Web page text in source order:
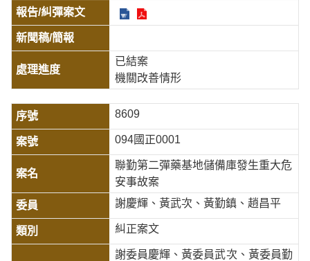
已結案
機關改善情形
8609
094國正0001
聯勤第二彈藥基地儲備庫發生重大危
安事故案
謝慶輝、黃武次、黃勤鎮、趙昌平
糾正案文
謝委員慶輝、黃委員武次、黃委員勤